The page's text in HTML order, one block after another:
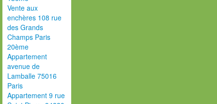
Vente aux
enchères 108 rue
des Grands
Champs Paris
20ème
Appartement
avenue de
Lamballe 75016
Paris
Appartement 9 rue